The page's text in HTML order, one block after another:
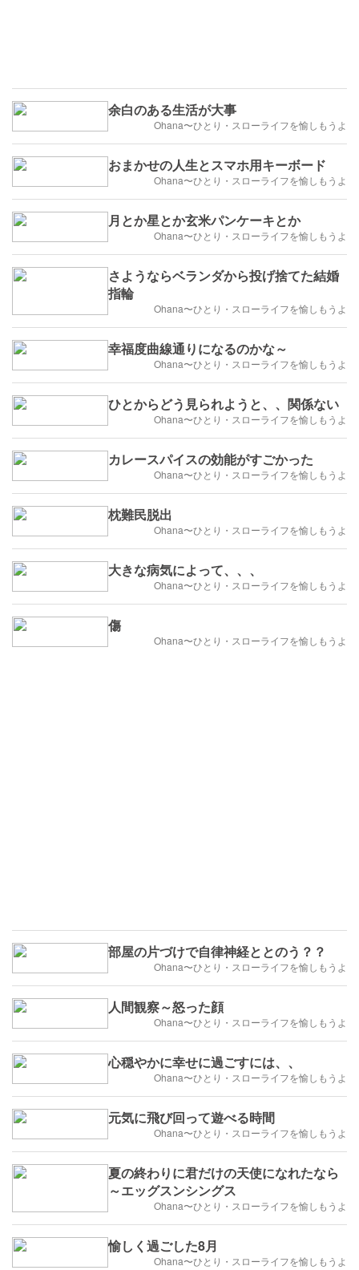
余白のある生活が大事
Ohana〜ひとり・スローライフを愉しもうよ
おまかせの人生とスマホ用キーボード
Ohana〜ひとり・スローライフを愉しもうよ
月とか星とか玄米パンケーキとか
Ohana〜ひとり・スローライフを愉しもうよ
さようならベランダから投げ捨てた結婚
指輪
Ohana〜ひとり・スローライフを愉しもうよ
幸福度曲線通りになるのかな～
Ohana〜ひとり・スローライフを愉しもうよ
ひとからどう見られようと、、関係ない
Ohana〜ひとり・スローライフを愉しもうよ
カレースパイスの効能がすごかった
Ohana〜ひとり・スローライフを愉しもうよ
枕難民脱出
Ohana〜ひとり・スローライフを愉しもうよ
大きな病気によって、、、
Ohana〜ひとり・スローライフを愉しもうよ
傷
Ohana〜ひとり・スローライフを愉しもうよ
部屋の片づけで自律神経ととのう？？
Ohana〜ひとり・スローライフを愉しもうよ
人間観察～怒った顔
Ohana〜ひとり・スローライフを愉しもうよ
心穏やかに幸せに過ごすには、、
Ohana〜ひとり・スローライフを愉しもうよ
元気に飛び回って遊べる時間
Ohana〜ひとり・スローライフを愉しもうよ
夏の終わりに君だけの天使になれたなら
～エッグスンシングス
Ohana〜ひとり・スローライフを愉しもうよ
愉しく過ごした8月
Ohana〜ひとり・スローライフを愉しもうよ